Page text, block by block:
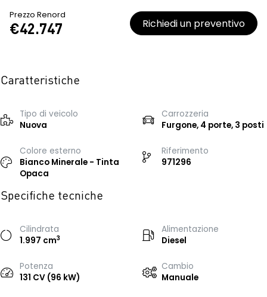
Prezzo Renord
€42.747 Richiedi un preventivo
Caratteristiche
Tipo di veicolo
Nuova
Carrozzeria
Furgone, 4 porte, 3 posti
Colore esterno
Bianco Minerale - Tinta
Opaca
Riferimento
971296
Specifiche tecniche
Cilindrata
1.997 cm3
Alimentazione
Diesel
Potenza
131 CV (96 kW)
Cambio
Manuale